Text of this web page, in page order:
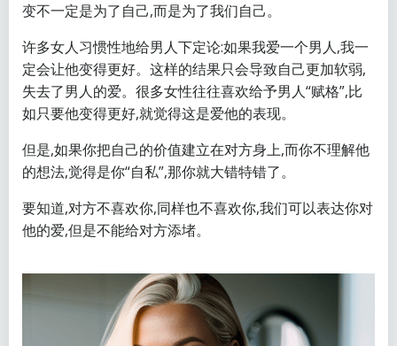
变不一定是为了自己,而是为了我们自己。
许多女人习惯性地给男人下定论:如果我爱一个男人,我一
定会让他变得更好。这样的结果只会导致自己更加软弱,
失去了男人的爱。很多女性往往喜欢给予男人“赋格”,比
如只要他变得更好,就觉得这是爱他的表现。
但是,如果你把自己的价值建立在对方身上,而你不理解他
的想法,觉得是你“自私”,那你就大错特错了。
要知道,对方不喜欢你,同样也不喜欢你,我们可以表达你对
他的爱,但是不能给对方添堵。